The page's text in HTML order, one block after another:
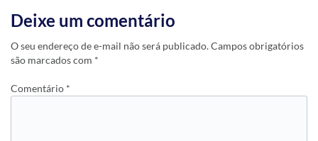
Deixe um comentário
O seu endereço de e-mail não será publicado.Campos obrigatórios
são marcados com *
Comentário *